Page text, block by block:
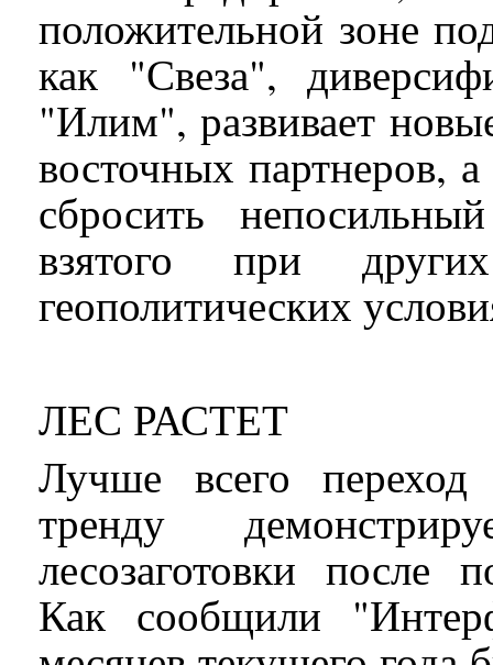
положительной зоне
как "Свеза",
"Илим", развивает
восточных партнеров,
сбросить
взятого при
геополитических
ЛЕС РАСТЕТ
Лучше всего
тренду
лесозаготовки после
Как сообщили